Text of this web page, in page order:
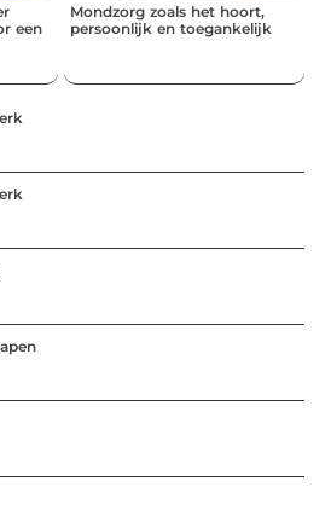
een
Mondzorg zoals het hoort,
persoonlijk en toegankelijk